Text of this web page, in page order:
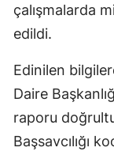
çalışmalarda
edildi.
Edinilen
Daire
raporu
Başsavcılığı